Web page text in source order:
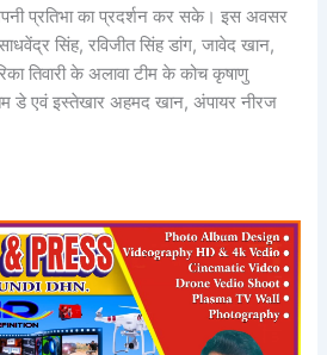
प्रतिभा का प्रदर्शन कर सके। इस अवसर
सिंह, रविजीत सिंह डांग, जावेद खान,
तिवारी के अलावा टीम के कोच कृषाणु
डे एवं इस्तेखार अहमद खान, अंपायर नीरज